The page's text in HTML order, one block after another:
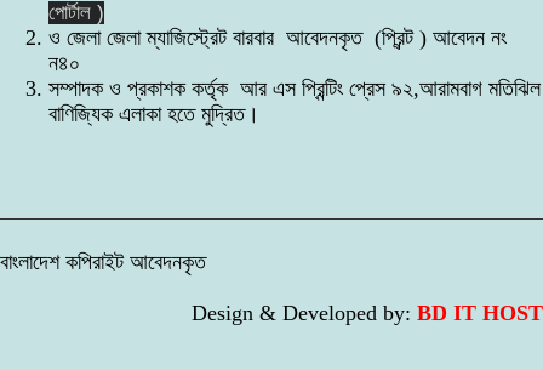
পোর্টাল )
ও জেলা জেলা ম্যাজিস্ট্রেট বারবার আবেদনকৃত (প্রিন্ট ) আবেদন নং
ন৪০
সম্পাদক ও প্রকাশক কর্তৃক আর এস প্রিন্টিং প্রেস ৯২,আরামবাগ মতিঝিল
বাণিজ্যিক এলাকা হতে মুদ্রিত।
বাংলাদেশ কপিরাইট আবেদনকৃত
Design & Developed by: BD IT HOST